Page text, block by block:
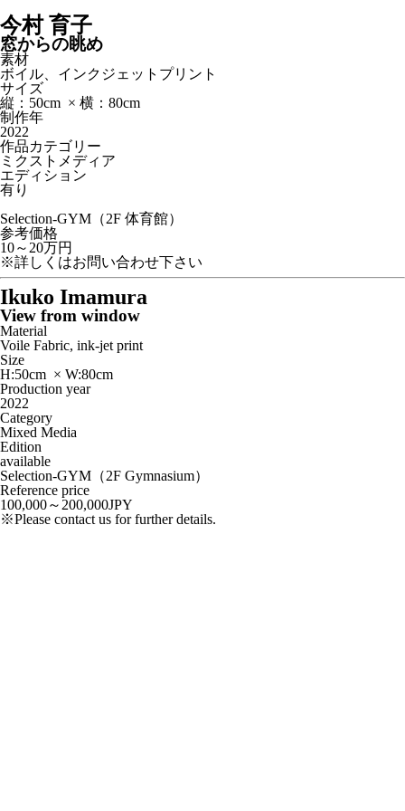
今村 育子
窓からの眺め
素材
ボイル、インクジェットプリント
サイズ
縦：50cm × 横：80cm
制作年
2022
作品カテゴリー
ミクストメディア
エディション
有り
Selection-GYM（2F 体育館）
参考価格
10～20万円
※詳しくはお問い合わせ下さい
Ikuko Imamura
View from window
Material
Voile Fabric, ink-jet print
Size
H:50cm × W:80cm
Production year
2022
Category
Mixed Media
Edition
available
Selection-GYM（2F Gymnasium）
Reference price
100,000～200,000JPY
※Please contact us for further details.